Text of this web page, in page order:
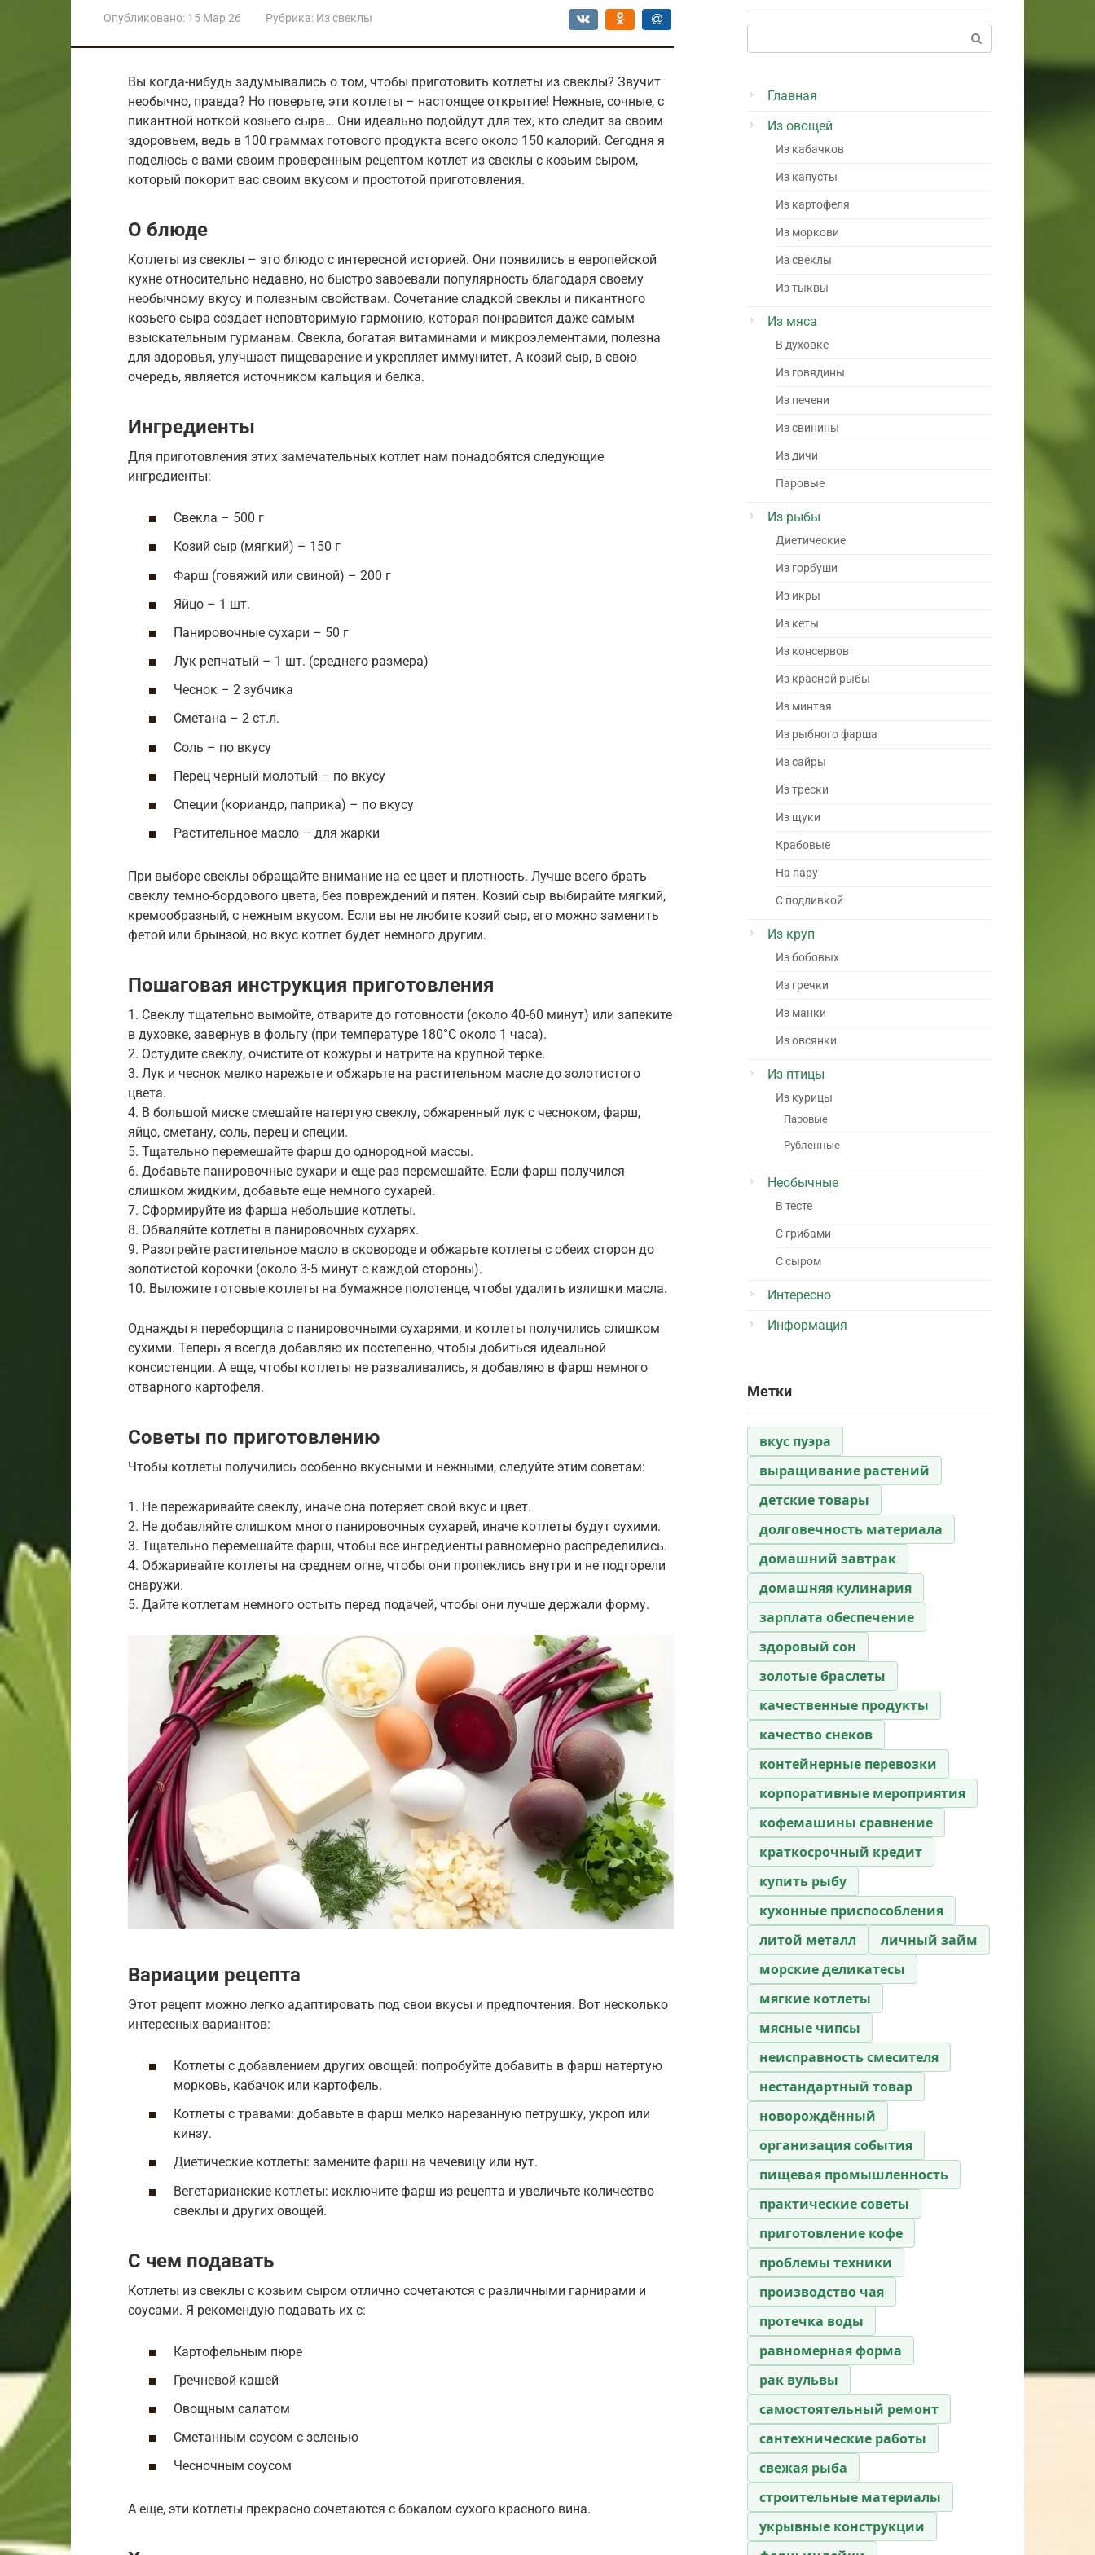
Опубликовано: 15 Мар 26 Рубрика: Из свеклы
Вы когда-нибудь задумывались о том, чтобы приготовить котлеты из свеклы? Звучит
необычно, правда? Но поверьте, эти котлеты – настоящее открытие! Нежные, сочные, с
пикантной ноткой козьего сыра… Они идеально подойдут для тех, кто следит за своим
здоровьем, ведь в 100 граммах готового продукта всего около 150 калорий. Сегодня я
поделюсь с вами своим проверенным рецептом котлет из свеклы с козьим сыром,
который покорит вас своим вкусом и простотой приготовления.
О блюде
Котлеты из свеклы – это блюдо с интересной историей. Они появились в европейской
кухне относительно недавно, но быстро завоевали популярность благодаря своему
необычному вкусу и полезным свойствам. Сочетание сладкой свеклы и пикантного
козьего сыра создает неповторимую гармонию, которая понравится даже самым
взыскательным гурманам. Свекла, богатая витаминами и микроэлементами, полезна
для здоровья, улучшает пищеварение и укрепляет иммунитет. А козий сыр, в свою
очередь, является источником кальция и белка.
Ингредиенты
Для приготовления этих замечательных котлет нам понадобятся следующие
ингредиенты:
Свекла – 500 г
Козий сыр (мягкий) – 150 г
Фарш (говяжий или свиной) – 200 г
Яйцо – 1 шт.
Панировочные сухари – 50 г
Лук репчатый – 1 шт. (среднего размера)
Чеснок – 2 зубчика
Сметана – 2 ст.л.
Соль – по вкусу
Перец черный молотый – по вкусу
Специи (кориандр, паприка) – по вкусу
Растительное масло – для жарки
При выборе свеклы обращайте внимание на ее цвет и плотность. Лучше всего брать
свеклу темно-бордового цвета, без повреждений и пятен. Козий сыр выбирайте мягкий,
кремообразный, с нежным вкусом. Если вы не любите козий сыр, его можно заменить
фетой или брынзой, но вкус котлет будет немного другим.
Пошаговая инструкция приготовления
1. Свеклу тщательно вымойте, отварите до готовности (около 40-60 минут) или запеките
в духовке, завернув в фольгу (при температуре 180°C около 1 часа).
2. Остудите свеклу, очистите от кожуры и натрите на крупной терке.
3. Лук и чеснок мелко нарежьте и обжарьте на растительном масле до золотистого
цвета.
4. В большой миске смешайте натертую свеклу, обжаренный лук с чесноком, фарш,
яйцо, сметану, соль, перец и специи.
5. Тщательно перемешайте фарш до однородной массы.
6. Добавьте панировочные сухари и еще раз перемешайте. Если фарш получился
слишком жидким, добавьте еще немного сухарей.
7. Сформируйте из фарша небольшие котлеты.
8. Обваляйте котлеты в панировочных сухарях.
9. Разогрейте растительное масло в сковороде и обжарьте котлеты с обеих сторон до
золотистой корочки (около 3-5 минут с каждой стороны).
10. Выложите готовые котлеты на бумажное полотенце, чтобы удалить излишки масла.
Однажды я переборщила с панировочными сухарями, и котлеты получились слишком
сухими. Теперь я всегда добавляю их постепенно, чтобы добиться идеальной
консистенции. А еще, чтобы котлеты не разваливались, я добавляю в фарш немного
отварного картофеля.
Советы по приготовлению
Чтобы котлеты получились особенно вкусными и нежными, следуйте этим советам:
1. Не пережаривайте свеклу, иначе она потеряет свой вкус и цвет.
2. Не добавляйте слишком много панировочных сухарей, иначе котлеты будут сухими.
3. Тщательно перемешайте фарш, чтобы все ингредиенты равномерно распределились.
4. Обжаривайте котлеты на среднем огне, чтобы они пропеклись внутри и не подгорели
снаружи.
5. Дайте котлетам немного остыть перед подачей, чтобы они лучше держали форму.
Вариации рецепта
Этот рецепт можно легко адаптировать под свои вкусы и предпочтения. Вот несколько
интересных вариантов:
Котлеты с добавлением других овощей: попробуйте добавить в фарш натертую
морковь, кабачок или картофель.
Котлеты с травами: добавьте в фарш мелко нарезанную петрушку, укроп или
кинзу.
Диетические котлеты: замените фарш на чечевицу или нут.
Вегетарианские котлеты: исключите фарш из рецепта и увеличьте количество
свеклы и других овощей.
С чем подавать
Котлеты из свеклы с козьим сыром отлично сочетаются с различными гарнирами и
соусами. Я рекомендую подавать их с:
Картофельным пюре
Гречневой кашей
Овощным салатом
Сметанным соусом с зеленью
Чесночным соусом
А еще, эти котлеты прекрасно сочетаются с бокалом сухого красного вина.
Главная
Из овощей
Из кабачков
Из капусты
Из картофеля
Из моркови
Из свеклы
Из тыквы
Из мяса
В духовке
Из говядины
Из печени
Из свинины
Из дичи
Паровые
Из рыбы
Диетические
Из горбуши
Из икры
Из кеты
Из консервов
Из красной рыбы
Из минтая
Из рыбного фарша
Из сайры
Из трески
Из щуки
Крабовые
На пару
С подливкой
Из круп
Из бобовых
Из гречки
Из манки
Из овсянки
Из птицы
Из курицы
Паровые
Рубленные
Необычные
В тесте
С грибами
С сыром
Интересно
Информация
Метки
вкус пуэра
выращивание растений
детские товары
долговечность материала
домашний завтрак
домашняя кулинария
зарплата обеспечение
здоровый сон
золотые браслеты
качественные продукты
качество снеков
контейнерные перевозки
корпоративные мероприятия
кофемашины сравнение
краткосрочный кредит
купить рыбу
кухонные приспособления
литой металл
личный займ
морские деликатесы
мягкие котлеты
мясные чипсы
неисправность смесителя
нестандартный товар
новорождённый
организация события
пищевая промышленность
практические советы
приготовление кофе
проблемы техники
производство чая
протечка воды
равномерная форма
рак вульвы
самостоятельный ремонт
сантехнические работы
свежая рыба
строительные материалы
укрывные конструкции